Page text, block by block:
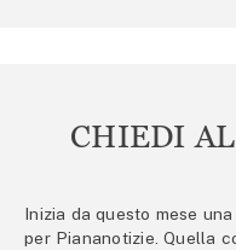
CHIEDI
Inizia da questo mese
per Piananotizie. Quella